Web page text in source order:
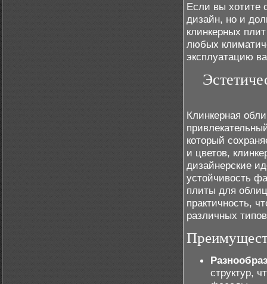
Если вы хотите
дизайн, но и
клинкерных
любых
эксплуатацию
Клинкерная
который
и цветов,
дизайнерские
устойчивость
плиты для
практичность,
различных
структур,